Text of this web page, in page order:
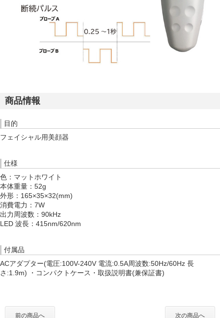
商品情報
目的
フェイシャル用美顔器
仕様
色：マットホワイト
本体重量：52g
外形：165×35×32(mm)
消費電力：7W
出力周波数：90kHz
LED 波長：415nm/620nm
付属品
ACアダプター(電圧:100V-240V 電流:0.5A周波数:50Hz/60Hz 長
さ:1.9m) ・コンパクトケース・取扱説明書(兼保証書)
前の商品へ 次の商品へ